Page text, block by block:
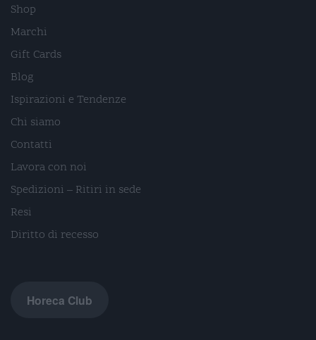
Shop
Marchi
Gift Cards
Blog
Ispirazioni e Tendenze
Chi siamo
Contatti
Lavora con noi
Spedizioni – Ritiri in sede
Resi
Diritto di recesso
Horeca Club